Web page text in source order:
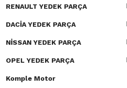
RENAULT YEDEK PARÇA
DACİA YEDEK PARÇA
NİSSAN YEDEK PARÇA
OPEL YEDEK PARÇA
Komple Motor